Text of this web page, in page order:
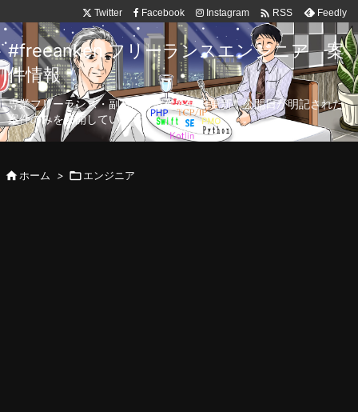
Twitter Facebook Instagram  RSS Feedly
#freeanken フリーランスエンジニア 案
件情報
専業フリーランス・副業向け案件を毎日更新！公開日が明記された
案件のみを公開しています。
ホーム > エンジニア